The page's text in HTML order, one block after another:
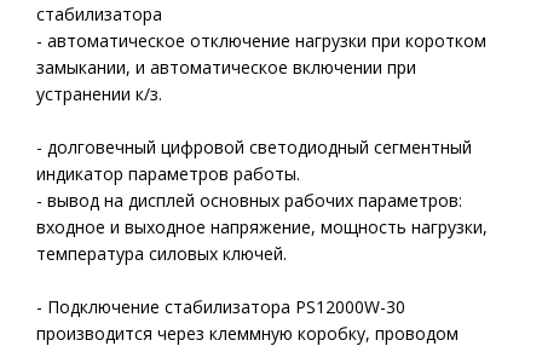
стабилизатора
- автоматическое отключение нагрузки при коротком
замыкании, и автоматическое включении при
устранении к/з.
- долговечный цифровой светодиодный сегментный
индикатор параметров работы.
- вывод на дисплей основных рабочих параметров:
входное и выходное напряжение, мощность нагрузки,
температура силовых ключей.
- Подключение стабилизатора PS12000W-30
производится через клеммную коробку, проводом